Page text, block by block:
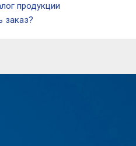
продукции
заказ?